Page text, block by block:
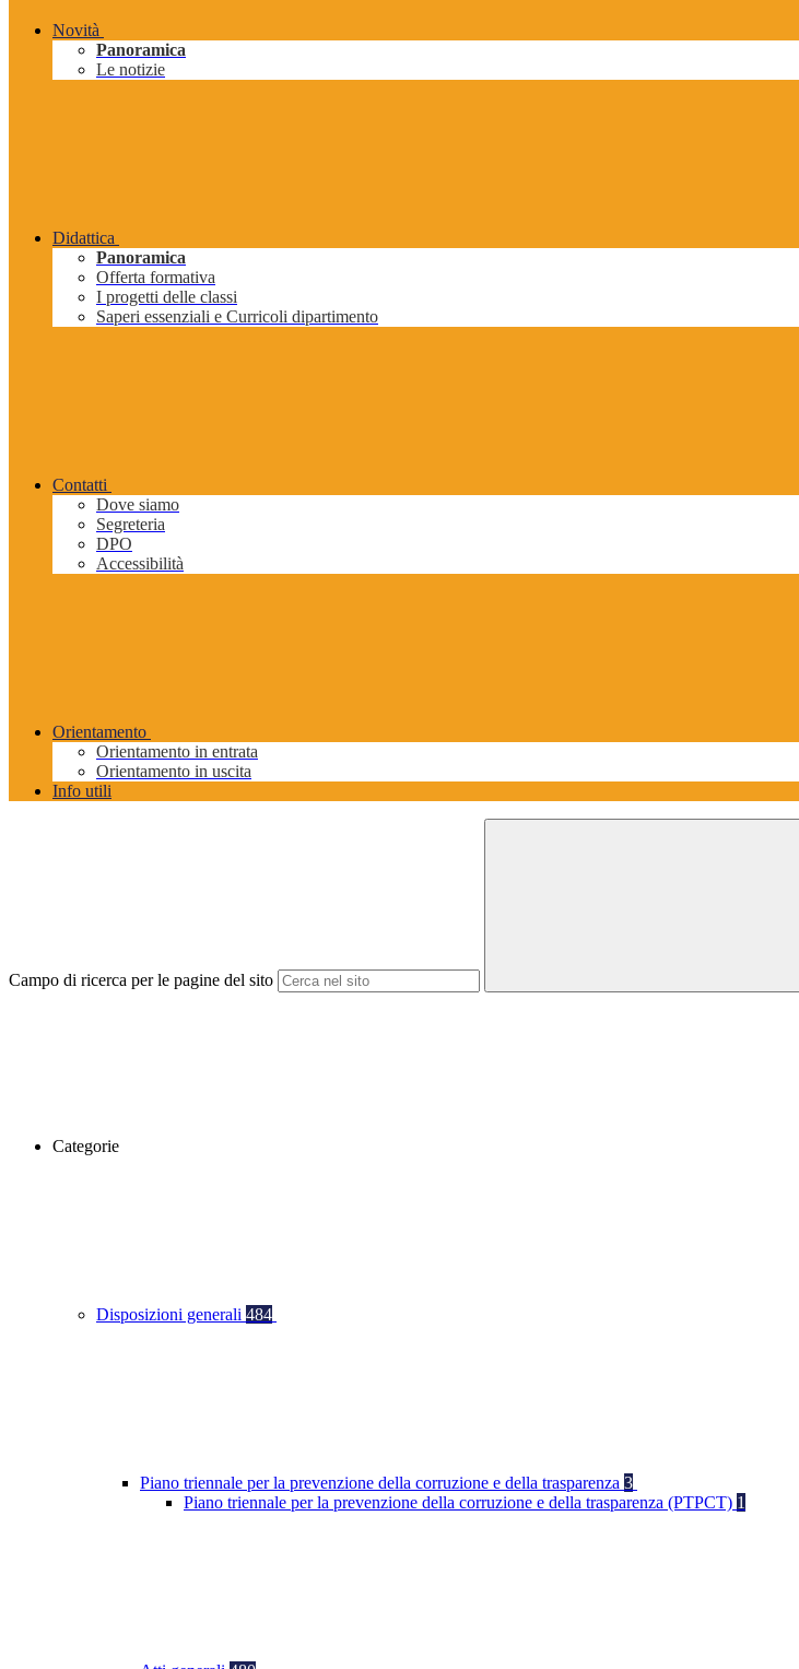
Novità
Panoramica
Le notizie
Didattica
Panoramica
Offerta formativa
I progetti delle classi
Saperi essenziali e Curricoli dipartimento
Contatti
Dove siamo
Segreteria
DPO
Accessibilità
Orientamento
Orientamento in entrata
Orientamento in uscita
Info utili
Campo di ricerca per le pagine del sito
Categorie
Disposizioni generali 484
Piano triennale per la prevenzione della corruzione e della trasparenza 3
Piano triennale per la prevenzione della corruzione e della trasparenza (PTPCT) 1